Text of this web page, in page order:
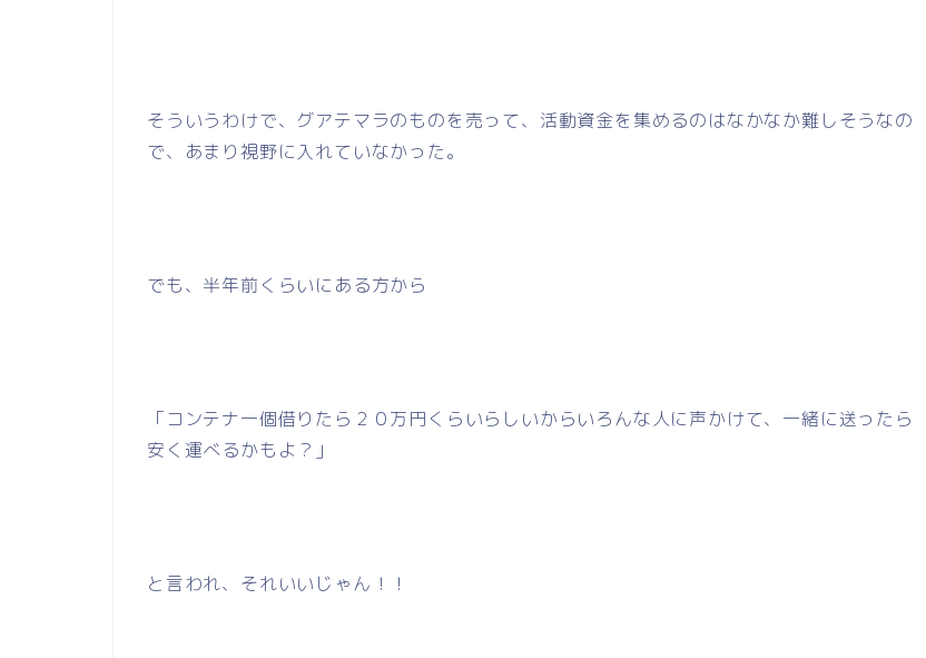
そういうわけで、グアテマラのものを売って、活動資金を集めるのはなかなか難しそうなの
で、あまり視野に入れていなかった。
でも、半年前くらいにある方から
「コンテナ一個借りたら２０万円くらいらしいからいろんな人に声かけて、一緒に送ったら
安く運べるかもよ？」
と言われ、それいいじゃん！！